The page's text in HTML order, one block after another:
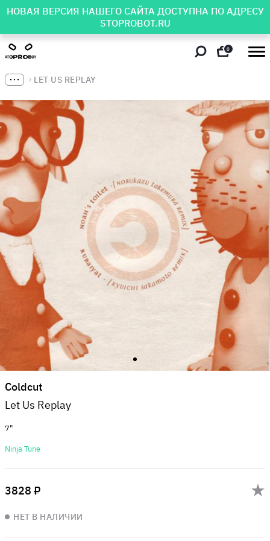
НОВАЯ ВЕРСИЯ НАШЕГО САЙТА ДОСТУПНА ПО АДРЕСУ
STOPROBOT.RU
0
LET US REPLAY
Coldcut
Let Us Replay
7"
Ninja Tune
3828 ₽
НЕТ В НАЛИЧИИ